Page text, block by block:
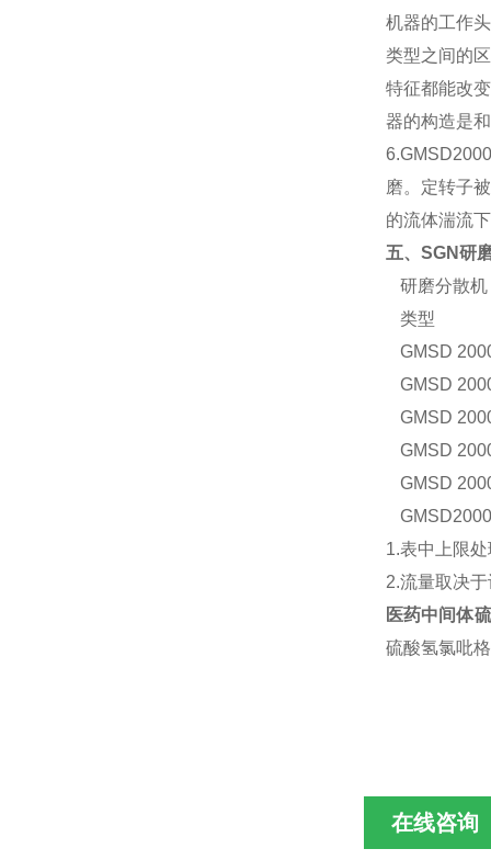
机器的工作
类型之间的
特征都能改
器的构造是
磨。定转子
的流体湍流
五、 SGN研
研磨分散机
类型
GMSD
GMSD
GMSD
GMSD
GMSD
GM
1.表中上限
2.流量取决
医药中间体
硫酸氢氯吡
在线咨询